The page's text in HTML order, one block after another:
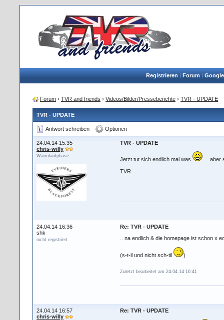
Registrieren|Forum|
Forum › TVR and friends › Videos/Bilder/Presseberichte › TVR - UPDATE
TVR - UPDATE
Antwort schreiben Optionen
24.04.14 15:35
chris-willy
Warmlaufphase
TVR - UPDATE
Jetzt tut sich endlich mal was
... aber
TVR
24.04.14 16:36
shk
nicht registriert
Re: TVR - UPDATE
.. na endlich & die homepage ist schon x
(s-t-il und nicht sch-til )
Zuletzt bearbeitet am 24.04.14 16:41
24.04.14 16:57
chris-willy
Re: TVR - UPDATE